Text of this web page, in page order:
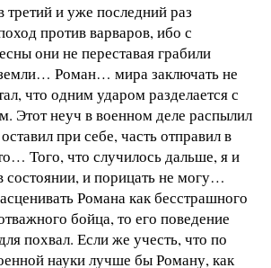
третий и уже последний раз
против варваров, ибо с
они не переставая грабили
Роман… мира заключать не
что одним ударом разделается с
Этот неуч в военном деле распылил
при себе, часть отправил в
Того, что случилось дальше, я и
состоянии, и порицать не могу…
Романа как бесстрашного
бойца, то его поведение
похвал. Если же учесть, что по
науки лучше бы Роману, как